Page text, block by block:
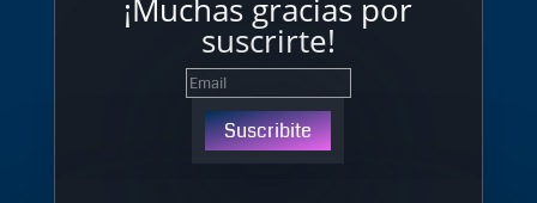
¡Muchas gracias por
suscrirte!
Suscribite